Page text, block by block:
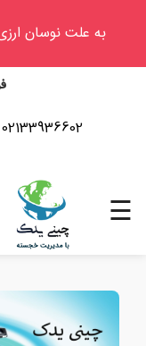
به علت نوسان
02133936602
وینگل
سی
کاپرا
☰